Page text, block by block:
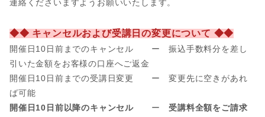
連絡くださいますようお願いいたします。
◆◆ キャンセルおよび受講日の変更について ◆◆
開催日10日前までのキャンセル ー 振込手数料分を差し
引いた金額をお客様の口座へご返金
開催日10日前までの受講日変更 ー 変更先に空きがあれ
ば可能
開催日10日前以降のキャンセル ー受講料全額をご請求